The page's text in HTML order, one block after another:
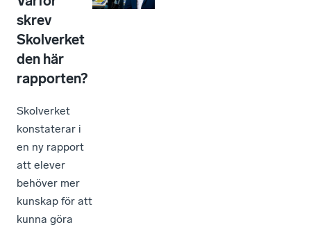
skrev
Skolverket
den här
rapporten?
Skolverket
konstaterar i
en ny rapport
att elever
behöver mer
kunskap för att
kunna göra